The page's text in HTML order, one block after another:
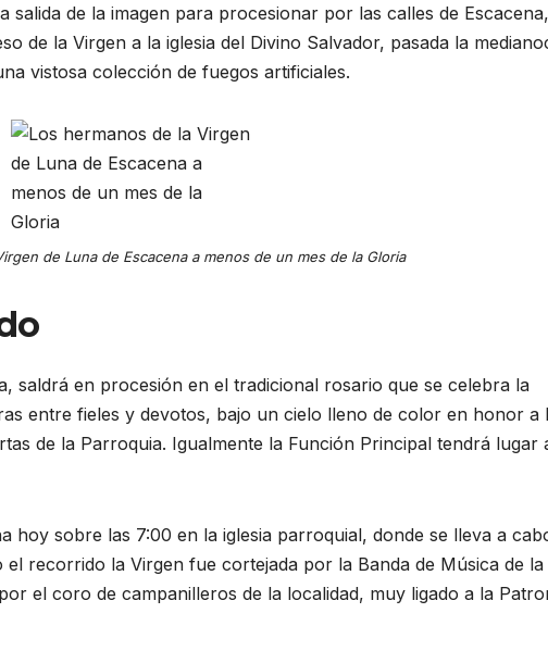
salida de la imagen para procesionar por las calles de
de la Virgen a la iglesia del Divino Salvador, pasada la
vistosa colección de fuegos artificiales.
de Luna de Escacena a menos de un mes de la Gloria
saldrá en procesión en el tradicional rosario que se celebra la
entre fieles y devotos, bajo un cielo lleno de color en honor a
de la Parroquia. Igualmente la Función Principal tendrá lugar
hoy sobre las 7:00 en la iglesia parroquial, donde se lleva a
el recorrido la Virgen fue cortejada por la Banda de Música de la
el coro de campanilleros de la localidad, muy ligado a la